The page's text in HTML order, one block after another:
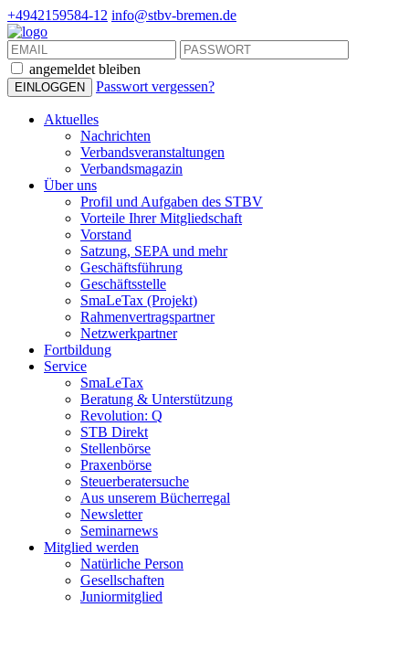
+4942159584-12 info@stbv-bremen.de
angemeldet bleiben
Passwort vergessen?
Aktuelles
Nachrichten
Verbandsveranstaltungen
Verbandsmagazin
Über uns
Profil und Aufgaben des STBV
Vorteile Ihrer Mitgliedschaft
Vorstand
Satzung, SEPA und mehr
Geschäftsführung
Geschäftsstelle
SmaLeTax (Projekt)
Rahmenvertragspartner
Netzwerkpartner
Fortbildung
Service
SmaLeTax
Beratung & Unterstützung
Revolution: Q
STB Direkt
Stellenbörse
Praxenbörse
Steuerberatersuche
Aus unserem Bücherregal
Newsletter
Seminarnews
Mitglied werden
Natürliche Person
Gesellschaften
Juniormitglied